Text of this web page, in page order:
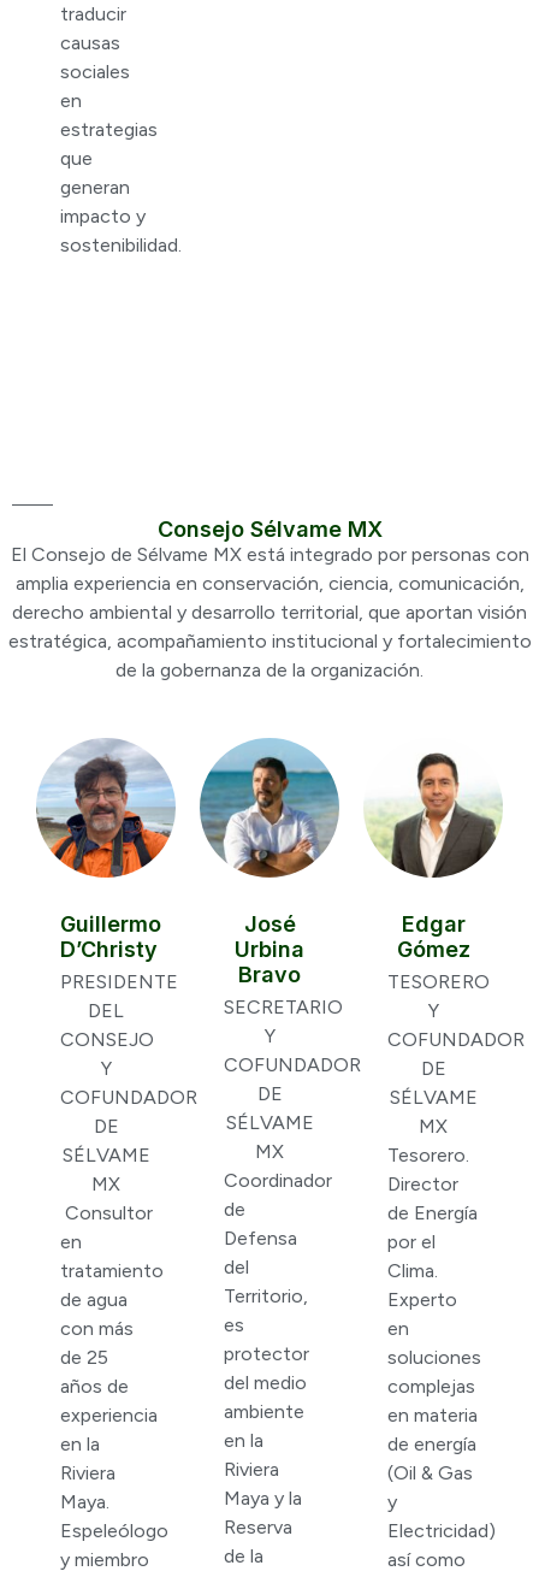
traducir
causas
sociales
en
estrategias
que
generan
impacto y
sostenibilidad.
Consejo Sélvame MX
El Consejo de Sélvame MX está integrado por personas con
amplia experiencia en conservación, ciencia, comunicación,
derecho ambiental y desarrollo territorial, que aportan visión
estratégica, acompañamiento institucional y fortalecimiento
de la gobernanza de la organización.
Guillermo
D’Christy
PRESIDENTE
DEL
CONSEJO
Y
COFUNDADOR
DE
SÉLVAME
MX
Consultor
en
tratamiento
de agua
con más
de 25
años de
experiencia
en la
Riviera
Maya.
Espeleólogo
y miembro
José
Urbina
Bravo
SECRETARIO
Y
COFUNDADOR
DE
SÉLVAME
MX
Coordinador
de
Defensa
del
Territorio,
es
protector
del medio
ambiente
en la
Riviera
Maya y la
Reserva
de la
Edgar
Gómez
TESORERO
Y
COFUNDADOR
DE
SÉLVAME
MX
Tesorero.
Director
de Energía
por el
Clima.
Experto
en
soluciones
complejas
en materia
de energía
(Oil & Gas
y
Electricidad)
así como